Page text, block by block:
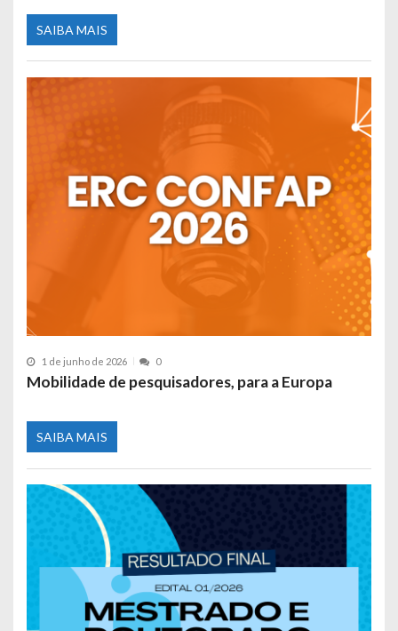
SAIBA MAIS
1 de junho de 2026 0
Mobilidade de pesquisadores, para a Europa
SAIBA MAIS